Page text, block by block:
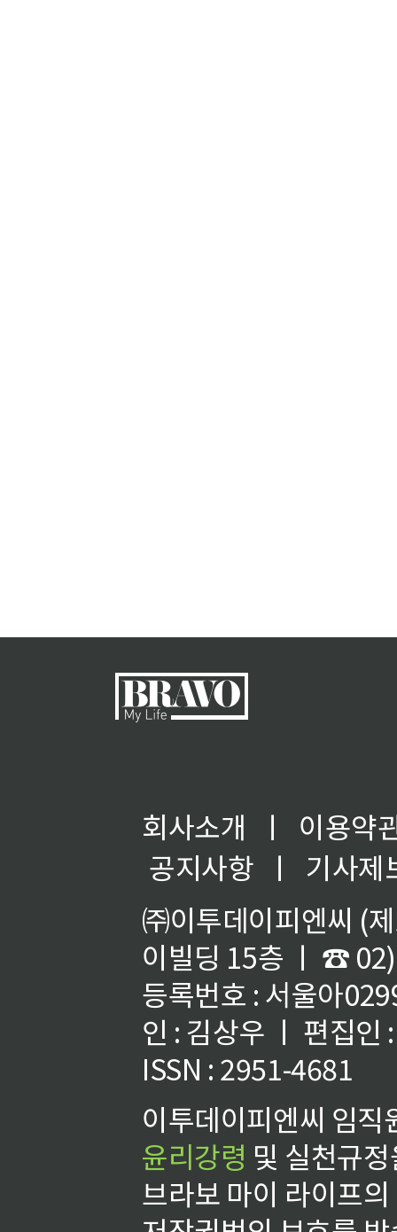
회사소개 ㅣ
이용약
공지사항
ㅣ
기사제
㈜이투데이피엔씨 (
이빌딩 15층 ㅣ ☎
등록번호 : 서울아
인 : 김상우 ㅣ 편집인
ISSN : 2951-4681
이투데이피엔씨 임
윤리강령 및 실천규
브라보 마이 라이프